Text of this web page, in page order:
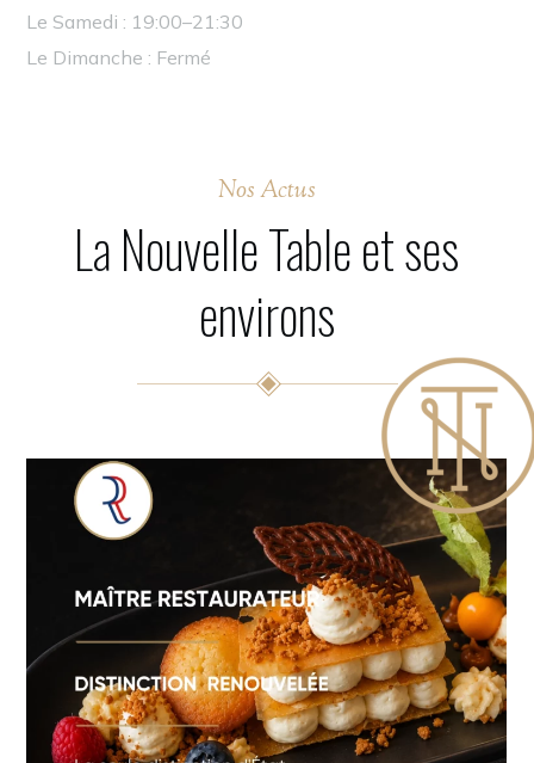
Le Samedi : 19:00–21:30
Le Dimanche : Fermé
Nos Actus
La Nouvelle Table et ses
environs